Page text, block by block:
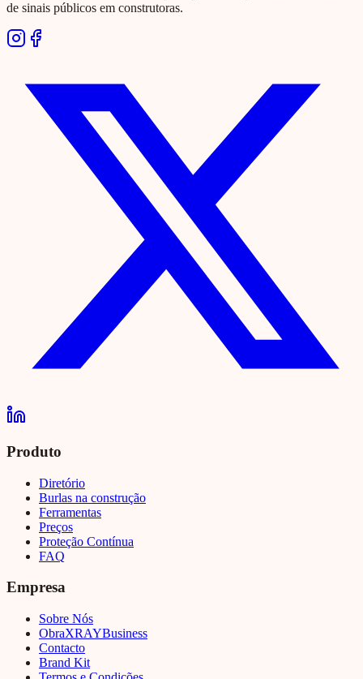
de sinais públicos em construtoras.
Produto
Diretório
Burlas na construção
Ferramentas
Preços
Proteção Contínua
FAQ
Empresa
Sobre Nós
ObraXRAYBusiness
Contacto
Brand Kit